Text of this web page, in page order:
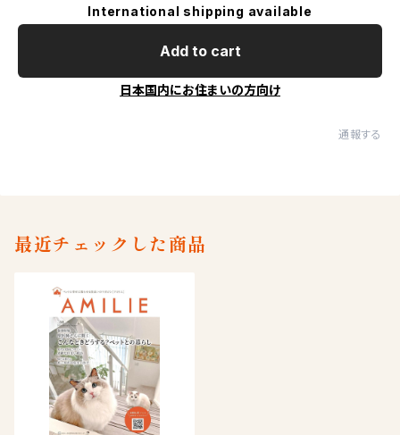
International shipping available
Add to cart
日本国内にお住まいの方向け
通報する
最近チェックした商品